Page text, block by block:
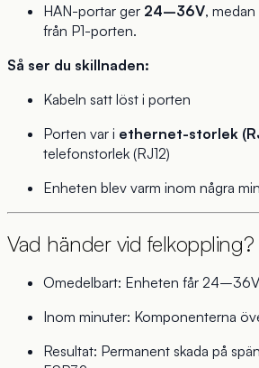
HAN-portar ger 24–36V,
från P1-porten.
Så ser du skillnaden:
Kabeln satt löst i porten
Porten var i ethernet-storlek
telefonstorlek (RJ12)
Enheten blev varm inom några
Vad händer vid felkoppling?
Omedelbart: Enheten får
Inom minuter: Komponenterna
Resultat: Permanent skada på